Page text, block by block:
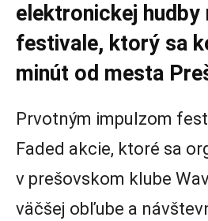
elektronickej hudby
festivale, ktorý sa
minút od mesta
Prvotným impulzom
Faded akcie, ktoré sa
v prešovskom klube
väčšej obľube a